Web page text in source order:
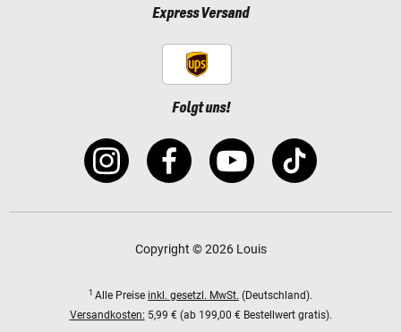
Express Versand
Folgt uns!
Copyright © 2026 Louis
1 Alle Preise inkl. gesetzl. MwSt. (Deutschland).
Versandkosten: 5,99 € (ab 199,00 € Bestellwert gratis).